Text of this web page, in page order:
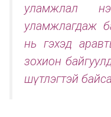
уламжлал
уламжлагдаж
нь гэхэд
зохион
шүтлэгтэй